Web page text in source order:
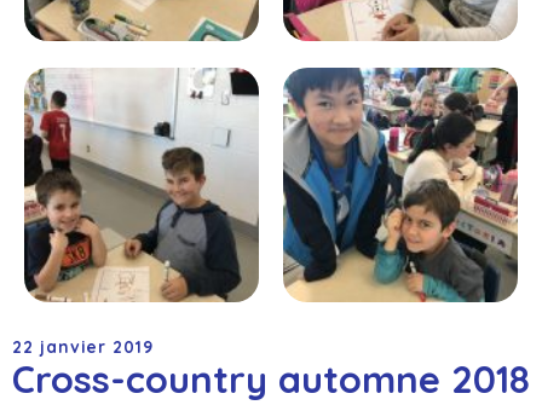
22 janvier 2019
Cross-country automne 2018